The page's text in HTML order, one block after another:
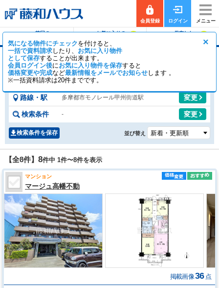
会員登録 ログイン メニュー
前回の
お気に入りの
保存した
×
気になる物件にチェックを付けると、
一括で資料請求したり、 お気に入り物件
として保存することが出来ます。
会員ログイン後にお気に入り物件を保存すると
価格変更や完成など最新情報をメールでお知らせします 。
※一括資料請求は20件までです。
甲州街道駅のマンション
【全8件】 一般公開 6件 会員公開 2 件
路線・駅 多摩都市モノレール甲州街道駅 変更
検索条件 - 変更
検索条件を保存 並び替え
【全8件】 8件中 1件〜8件を表示
マンション
マージュ高幡不動
掲載画像36 点